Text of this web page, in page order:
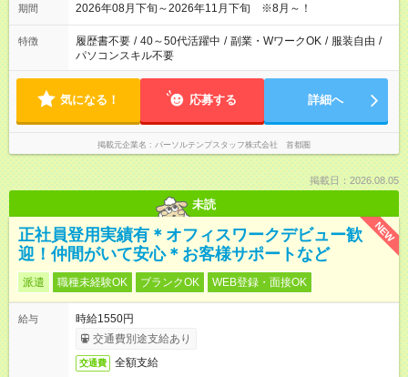
期間 2026年08月下旬～2026年11月下旬 ※8月～！
特徴 履歴書不要 / 40～50代活躍中 / 副業・WワークOK / 服装自由 /
パソコンスキル不要
気になる！ 応募する 詳細へ
掲載元企業名 パーソルテンプスタッフ株式会社 首都圏
掲載日：2026.08.05
未読
NEW
正社員登用実績有＊オフィスワークデビュー歓
迎！仲間がいて安心＊お客様サポートなど
派遣 職種未経験OK ブランクOK WEB登録・面接OK
給与
時給1550円
交通費別途支給あり
交通費 全額支給